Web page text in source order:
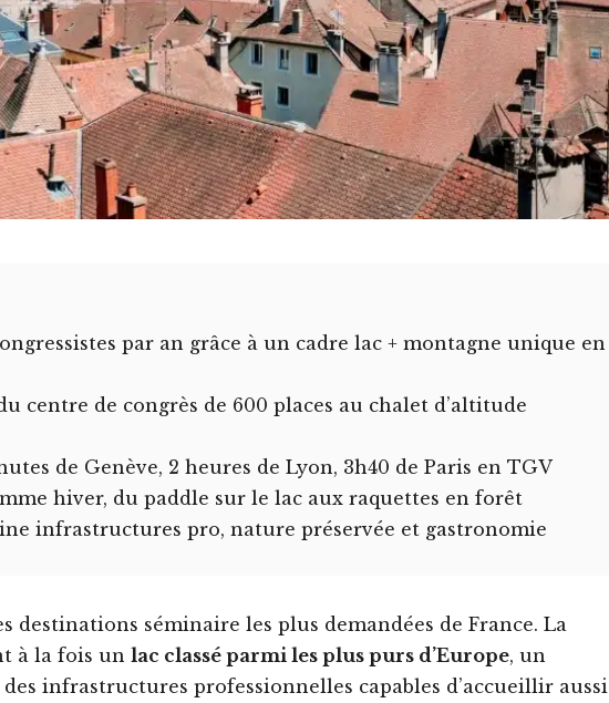
par an grâce à un cadre lac + montagne unique en
centre de congrès de 600 places au chalet d’altitude
de Genève, 2 heures de Lyon, 3h40 de Paris en TGV
hiver, du paddle sur le lac aux raquettes en forêt
infrastructures pro, nature préservée et gastronomie
destinations séminaire les plus demandées de France. La
à la fois un lac classé parmi les plus purs d’Europe, un
infrastructures professionnelles capables d’accueillir aussi